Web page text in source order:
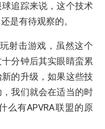
追踪来说，这个技术
是有待观察的。
射击游戏，虽然这个
分钟后其实眼睛蛮累
的升级，如果这些技
我们就会在适当的时
么有APVRA联盟的原